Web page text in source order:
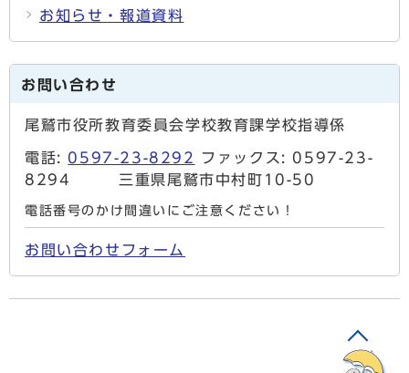
お知らせ・報道資料
お問い合わせ
尾鷲市役所教育委員会学校教育課学校指導係
電話: 0597-23-8292
ファックス: 0597-23-
8294 三重県尾鷲市中村町10-50
電話番号のかけ間違いにご注意ください！
お問い合わせフォーム